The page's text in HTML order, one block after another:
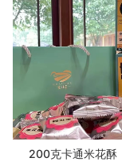
200克卡通米花酥